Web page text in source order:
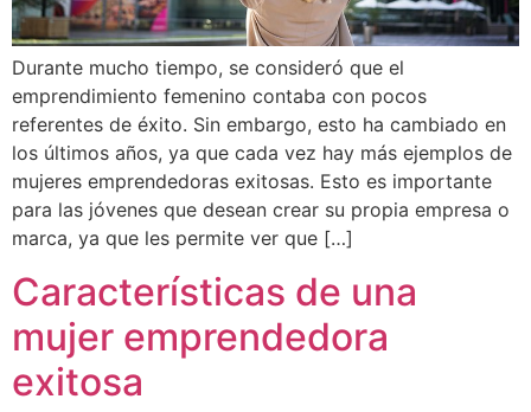
Durante mucho tiempo, se consideró que el
emprendimiento femenino contaba con pocos
referentes de éxito. Sin embargo, esto ha cambiado en
los últimos años, ya que cada vez hay más ejemplos de
mujeres emprendedoras exitosas. Esto es importante
para las jóvenes que desean crear su propia empresa o
marca, ya que les permite ver que […]
Características de una
mujer emprendedora
exitosa